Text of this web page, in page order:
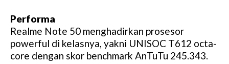
Performa
Realme Note 50 menghadirkan prosesor
powerful di kelasnya, yakni UNISOC T612 octa-
core dengan skor benchmark AnTuTu 245.343.